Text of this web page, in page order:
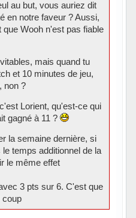
au but, vous auriez dit
en notre faveur ? Aussi,
Wooh n'est pas fiable
mais quand tu
et 10 minutes de jeu,
non ?
Lorient, qu'est-ce qui
gagné à 11 ?
la semaine dernière, si
temps additionnel de la
le même effet
3 pts sur 6. C'est que
coup